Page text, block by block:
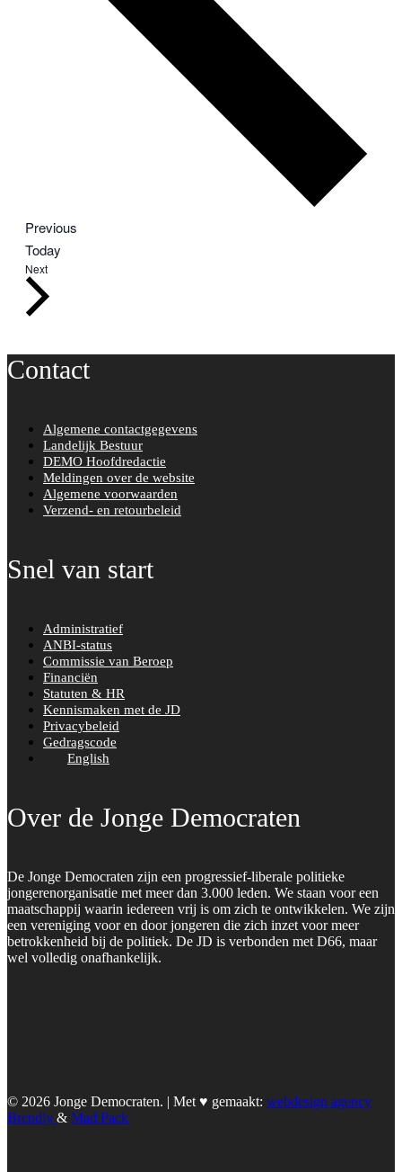
PreviousEvents
Today
Next
Contact
Algemene contactgegevens
Landelijk Bestuur
DEMO Hoofdredactie
Meldingen over de website
Algemene voorwaarden
Verzend- en retourbeleid
Snel van start
Administratief
ANBI-status
Commissie van Beroep
Financiën
Statuten & HR
Kennismaken met de JD
Privacybeleid
Gedragscode
English
Over de Jonge Democraten
De Jonge Democraten zijn een progressief-liberale politieke
jongerenorganisatie met meer dan 3.000 leden. We staan voor een
maatschappij waarin iedereen vrij is om zich te ontwikkelen. We zijn
een vereniging voor en door jongeren die zich inzet voor meer
betrokkenheid bij de politiek. De JD is verbonden met D66, maar
wel volledig onafhankelijk.
© 2026 Jonge Democraten. | Met ♥︎ gemaakt: webdesign agency
Brendly & Mad Pack